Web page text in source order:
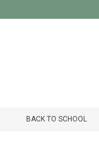
BACK TO SCHOOL